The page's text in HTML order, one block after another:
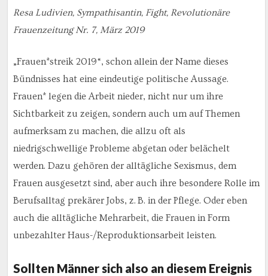
Resa Ludivien, Sympathisantin, Fight, Revolutionäre
Frauenzeitung Nr. 7, März 2019
„Frauen*streik 2019“, schon allein der Name dieses
Bündnisses hat eine eindeutige politische Aussage.
Frauen* legen die Arbeit nieder, nicht nur um ihre
Sichtbarkeit zu zeigen, sondern auch um auf Themen
aufmerksam zu machen, die allzu oft als
niedrigschwellige Probleme abgetan oder belächelt
werden. Dazu gehören der alltägliche Sexismus, dem
Frauen ausgesetzt sind, aber auch ihre besondere Rolle im
Berufsalltag prekärer Jobs, z. B. in der Pflege. Oder eben
auch die alltägliche Mehrarbeit, die Frauen in Form
unbezahlter Haus-/Reproduktionsarbeit leisten.
Sollten Männer sich also an diesem Ereignis